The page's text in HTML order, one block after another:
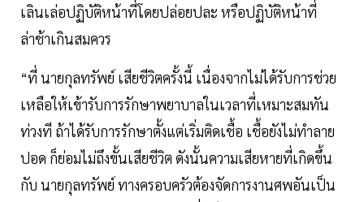
เลินเล่อปฏิบัติหน้าที่โดยปล่อยปละ หรือปฏิบัติหน้าที่
ล่าช้าเกินสมควร
“ที่ นายกุลทรัพย์ เสียชีวิตครั้งนี้ เนื่องจากไม่ได้รับการช่วย
เหลือให้เข้ารับการรักษาพยาบาลในเวลาที่เหมาะสมทัน
ท่วงที ถ้าได้รับการรักษาตั้งแต่เริ่มติดเชื้อ เชื้อยังไม่ทำลาย
ปอด ก็ย่อมไม่ถึงขั้นเสียชีวิต ดังนั้นความเสียหายที่เกิดขึ้น
กับ นายกุลทรัพย์ ทางครอบครัวต้องจัดการงานศพอันเป็น